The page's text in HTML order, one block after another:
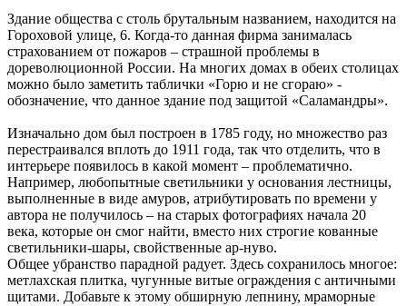
Здание общества с столь брутальным названием, находится на
Гороховой улице, 6. Когда-то данная фирма занималась
страхованием от пожаров – страшной проблемы в
дореволюционной России. На многих домах в обеих столицах
можно было заметить таблички «Горю и не сгораю» -
обозначение, что данное здание под защитой «Саламандры».
Изначально дом был построен в 1785 году, но множество раз
перестраивался вплоть до 1911 года, так что отделить, что в
интерьере появилось в какой момент – проблематично.
Например, любопытные светильники у основания лестницы,
выполненные в виде амуров, атрибутировать по времени у
автора не получилось – на старых фотографиях начала 20
века, которые он смог найти, вместо них строгие кованные
светильники-шары, свойственные ар-нуво.
Общее убранство парадной радует. Здесь сохранилось многое:
метлахская плитка, чугунные витые ограждения с античными
щитами. Добавьте к этому обширную лепнину, мраморные